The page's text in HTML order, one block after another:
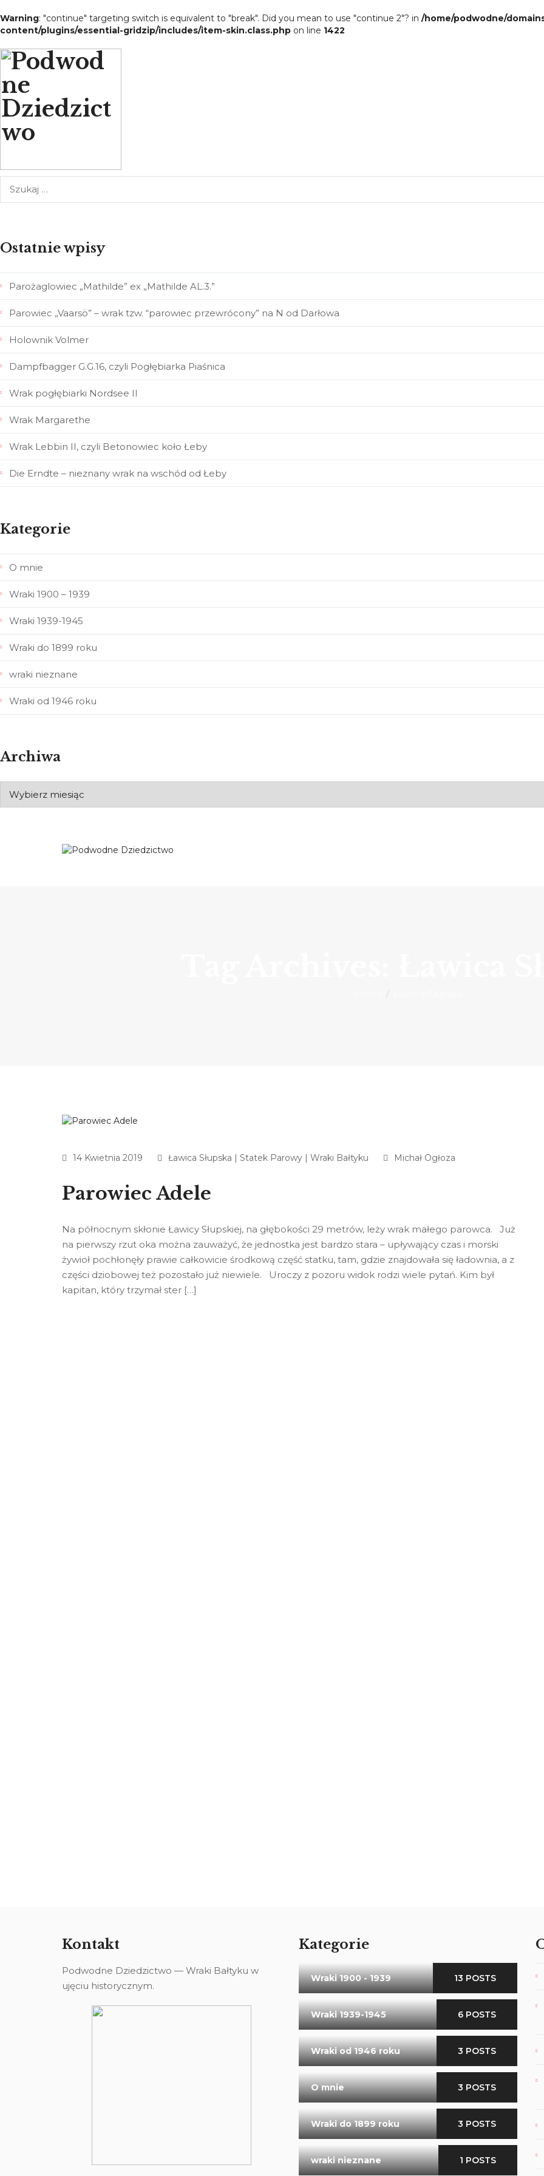
Warning: "continue" targeting switch is equivalent to "break". Did you mean to use "continue 2"? in /home/podwodne/
content/plugins/essential-gridzip/includes/item-skin.class.php on line 1422
Ostatnie wpisy
Parożaglowiec „Mathilde” ex „Mathilde AL.3.”
Parowiec „Vaarsö” – wrak tzw. “parowiec przewrócony” na N od Darłowa
Holownik Volmer
Dampfbagger G.G.16, czyli Pogłębiarka Piaśnica
Wrak pogłębiarki Nordsee II
Wrak Margarethe
Wrak Lebbin II, czyli Betonowiec koło Łeby
Die Erndte – nieznany wrak na wschód od Łeby
Kategorie
O mnie
Wraki 1900 – 1939
Wraki 1939-1945
Wraki do 1899 roku
wraki nieznane
Wraki od 1946 roku
Archiwa
14 Kwietnia 2019 Ławica Słupska | Statek Parowy | Wraki Bałtyku Michał Ogłoza
Parowiec Adele
Na północnym skłonie Ławicy Słupskiej, na głębokości 29 metrów, leży wrak małego parowca. Już
na pierwszy rzut oka można zauważyć, że jednostka jest bardzo stara – upływający czas i morski
żywioł pochłonęły prawie całkowicie środkową część statku, tam, gdzie znajdowała się ładownia, a z
części dziobowej też pozostało już niewiele. Uroczy z pozoru widok rodzi wiele pytań. Kim był
kapitan, który trzymał ster […]
Kontakt
Podwodne Dziedzictwo — Wraki Bałtyku w
ujęciu historycznym.
Kategorie
Wraki 1900 - 1939 13 POSTS
Wraki 1939-1945 6 POSTS
Wraki od 1946 roku 3 POSTS
O mnie 3 POSTS
Wraki do 1899 roku 3 POSTS
wraki nieznane 1 POSTS